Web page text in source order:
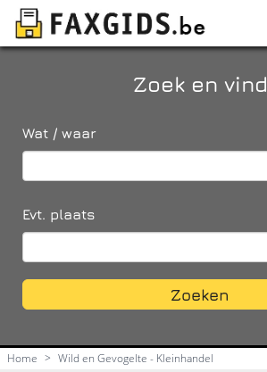
Zoek en vind
Wat / waar
Evt. plaats
Zoeken
Home > Wild en Gevogelte - Kleinhandel